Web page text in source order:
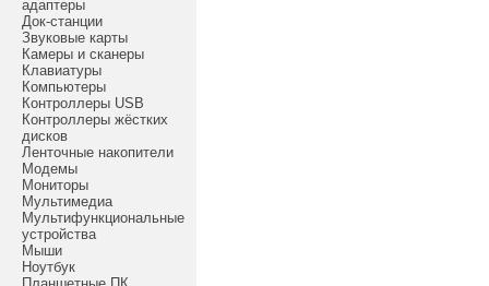
адаптеры
Док-станции
Звуковые карты
Камеры и сканеры
Клавиатуры
Компьютеры
Контроллеры USB
Контроллеры жёстких
дисков
Ленточные накопители
Модемы
Мониторы
Мультимедиа
Мультифункциональные
устройства
Мыши
Ноутбук